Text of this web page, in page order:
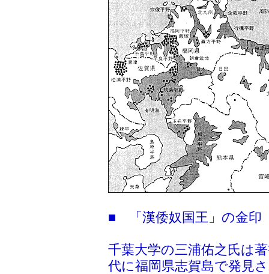
■ 「漢倭奴国王」の金印
千葉大学の三浦佑之氏は
代に福岡県志賀島で発見